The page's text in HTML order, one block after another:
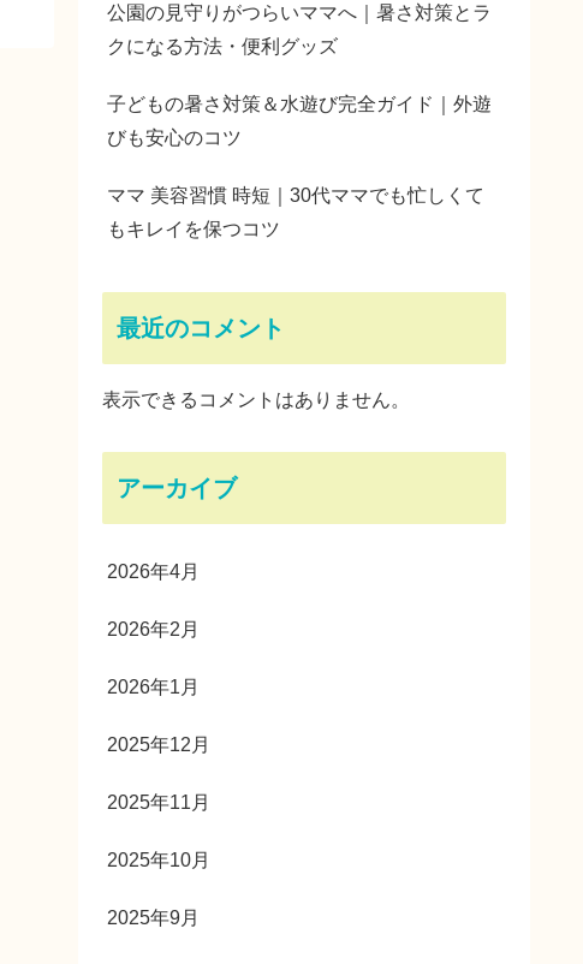
公園の見守りがつらいママへ｜暑さ対策とラ
クになる方法・便利グッズ
子どもの暑さ対策＆水遊び完全ガイド｜外遊
びも安心のコツ
ママ 美容習慣 時短｜30代ママでも忙しくて
もキレイを保つコツ
最近のコメント
表示できるコメントはありません。
アーカイブ
2026年4月
2026年2月
2026年1月
2025年12月
2025年11月
2025年10月
2025年9月